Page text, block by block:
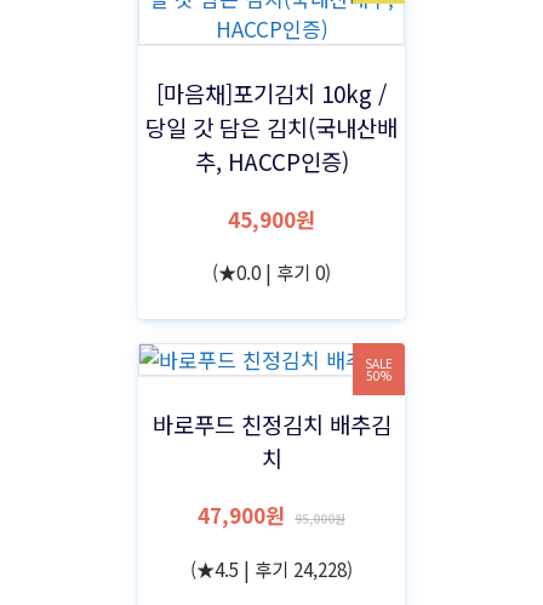
[마음채]포기김치 10kg /
당일 갓 담은 김치(국내산배
추, HACCP인증)
45,900원
(★0.0 | 후기 0)
SALE
50%
바로푸드 친정김치 배추김
치
47,900원 95,000원
(★4.5 | 후기 24,228)